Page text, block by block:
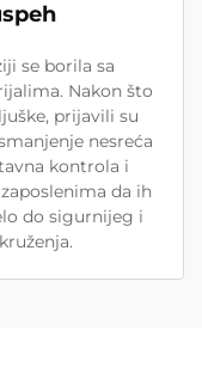
se borila sa
Nakon što
prijavili su
nesreća
kontrola i
da ih
do sigurnijeg i